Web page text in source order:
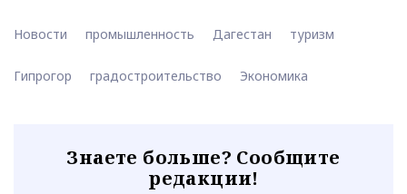
Новости промышленность Дагестан туризм
Гипрогор градостроительство Экономика
Знаете больше? Сообщите
редакции!